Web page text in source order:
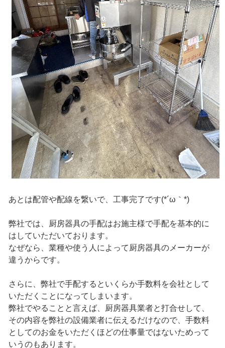
あとは配管や配線を繋いで、工事完了です(*´ω｀*)
弊社では、厨房器具の手配はお施主様で手配を基本的に
はしていただいております。
なぜなら、業種や使う人によって厨房器具のメーカーが
違うからです。
さらに、弊社で手配するといくらか手数料を会社として
いただくことになってしまいます。
弊社でやることと言えば、厨房器具業者と打合せして、
その内容を弊社の設備業者に伝えるだけなので、手数料
としてのお金をいただくほどの仕事量ではないためって
いうのもあります。